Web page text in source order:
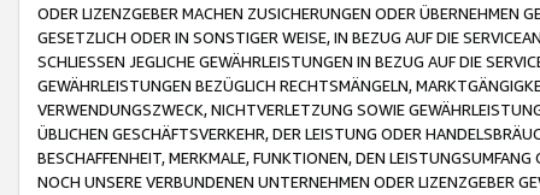
ODER LIZENZGEBER MACHEN ZUSICHERUNGEN ODER ÜBERNEHMEN
GESETZLICH ODER IN SONSTIGER WEISE, IN BEZUG AUF DIE
SCHLIESSEN JEGLICHE GEWÄHRLEISTUNGEN IN BEZUG AUF DIE
GEWÄHRLEISTUNGEN BEZÜGLICH RECHTSMÄNGELN,
VERWENDUNGSZWECK, NICHTVERLETZUNG SOWIE
ÜBLICHEN GESCHÄFTSVERKEHR, DER LEISTUNG ODER
BESCHAFFENHEIT, MERKMALE, FUNKTIONEN, DEN
NOCH UNSERE VERBUNDENEN UNTERNEHMEN ODER LIZENZGEBER